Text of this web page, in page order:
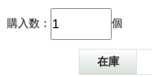
●手洗いできます
La-VIE（
挑戦！ 男
3B-3327
購入数： 個
在庫